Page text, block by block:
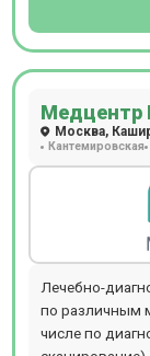
pro, суточное
метод,
диагностика),
детей.
младшего
дерматологи,
современного
пребывания
программы
Медцентр
Москва,
Кантемировская
Лечебно-
по различным
числе по